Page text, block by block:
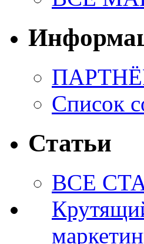
Список
Статьи
ВСЕ